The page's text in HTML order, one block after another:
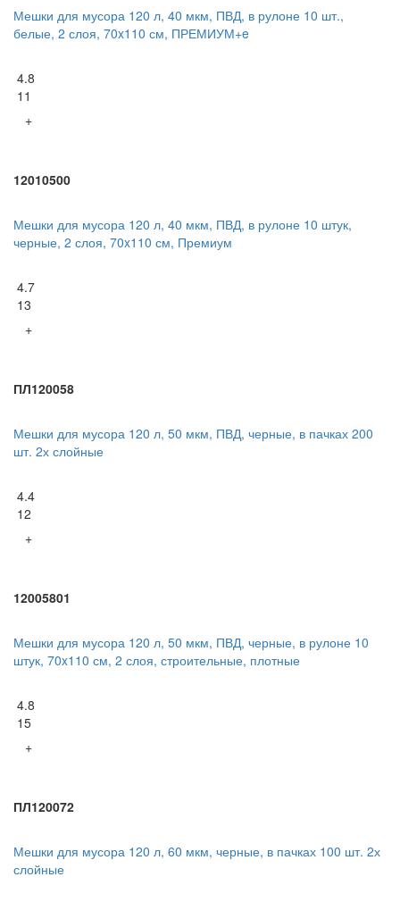
Мешки для мусора 120 л, 40 мкм, ПВД, в рулоне 10 шт.,
белые, 2 слоя, 70x110 см, ПРЕМИУМ+e
4.8
11
+
12010500
Мешки для мусора 120 л, 40 мкм, ПВД, в рулоне 10 штук,
черные, 2 слоя, 70x110 см, Премиум
4.7
13
+
ПЛ120058
Мешки для мусора 120 л, 50 мкм, ПВД, черные, в пачках 200
шт. 2х слойные
4.4
12
+
12005801
Мешки для мусора 120 л, 50 мкм, ПВД, черные, в рулоне 10
штук, 70x110 см, 2 слоя, строительные, плотные
4.8
15
+
ПЛ120072
Мешки для мусора 120 л, 60 мкм, черные, в пачках 100 шт. 2х
слойные